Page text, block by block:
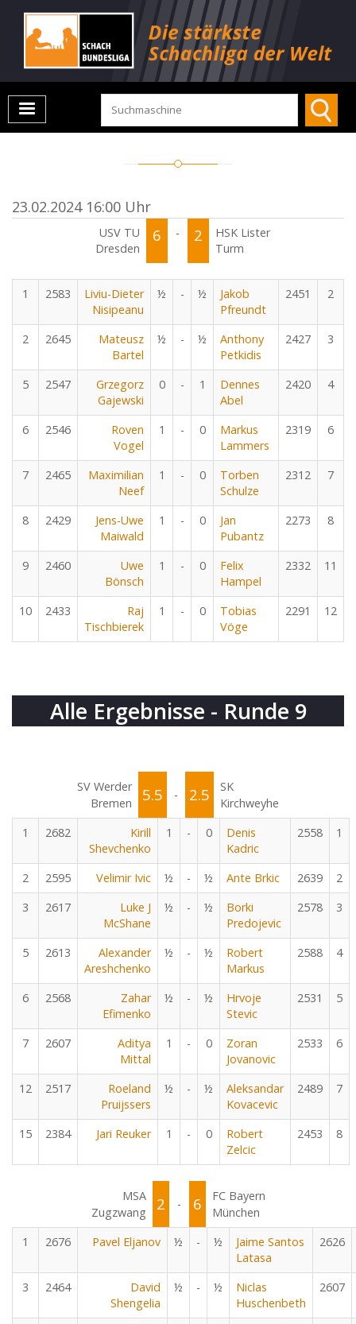
23.02.2024 16:00 Uhr
USV TU
Dresden
6 - 2
HSK Lister
Turm
1 2583
Liviu-Dieter
Nisipeanu
½ - ½
Jakob
Pfreundt
2451 2
2 2645
Mateusz
Bartel
½ - ½
Anthony
Petkidis
2427 3
5 2547
Grzegorz
Gajewski
0 - 1
Dennes
Abel
2420 4
6 2546
Roven
Vogel
1 - 0
Markus
Lammers
2319 6
7 2465
Maximilian
Neef
1 - 0
Torben
Schulze
2312 7
8 2429
Jens-Uwe
Maiwald
1 - 0
Jan
Pubantz
2273 8
9 2460
Uwe
Bönsch
1 - 0
Felix
Hampel
2332 11
10 2433
Raj
Tischbierek
1 - 0
Tobias
Vöge
2291 12
Alle Ergebnisse - Runde 9
SV Werder
Bremen
5.5 - 2.5
SK
Kirchweyhe
1
2682
Kirill
Shevchenko
1 - 0
Denis
Kadric
2558 1
2 2595 Velimir Ivic ½ - ½ Ante Brkic 2639
2
3
2617
Luke J
McShane
½ - ½
Borki
Predojevic
2578 3
5 2613
Alexander
Areshchenko
½ - ½
Robert
Markus
2588 4
6 2568
Zahar
Efimenko
½ - ½
Hrvoje
Stevic
2531 5
7 2607
Aditya
Mittal
1 - 0
Zoran
Jovanovic
2533 6
12 2517
Roeland
Pruijssers
½ - ½
Aleksandar
Kovacevic
2489 7
15 2384 Jari Reuker 1 - 0
Robert
Zelcic
2453 8
MSA
Zugzwang
2 - 6
FC Bayern
München
1
2676 Pavel Eljanov ½ - ½
Jaime Santos
Latasa
2626
3 2464
David
Shengelia
½ - ½
Niclas
Huschenbeth
2607